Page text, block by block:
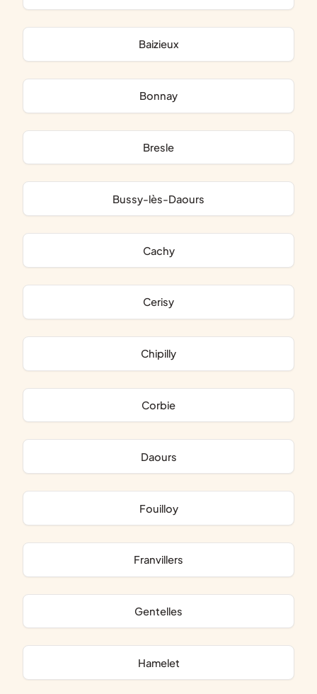
Baizieux
Bonnay
Bresle
Bussy-lès-Daours
Cachy
Cerisy
Chipilly
Corbie
Daours
Fouilloy
Franvillers
Gentelles
Hamelet